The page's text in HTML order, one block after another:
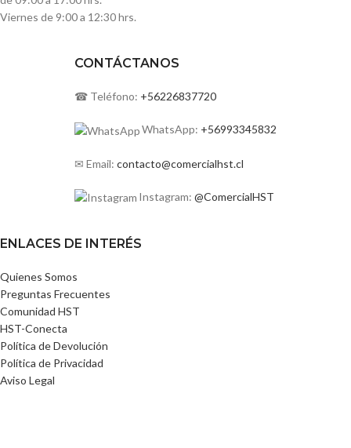
Viernes de 9:00 a 12:30 hrs.
CONTÁCTANOS
☎ Teléfono: +56226837720
WhatsApp: +56993345832
✉ Email: contacto@comercialhst.cl
Instagram: @ComercialHST
ENLACES DE INTERÉS
Quienes Somos
Preguntas Frecuentes
Comunidad HST
HST-Conecta
Política de Devolución
Política de Privacidad
Aviso Legal